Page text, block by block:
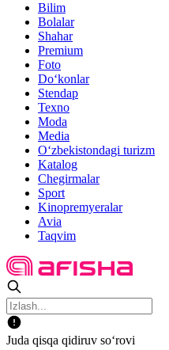
Bilim
Bolalar
Shahar
Premium
Foto
Do‘konlar
Stendap
Texno
Moda
Media
O‘zbekistondagi turizm
Katalog
Chegirmalar
Sport
Kinopremyeralar
Avia
Taqvim
Juda qisqa qidiruv so‘rovi